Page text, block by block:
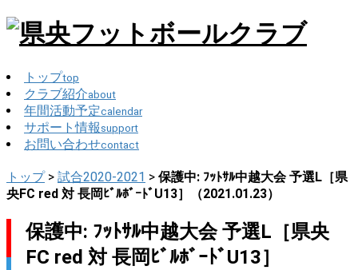
トップtop
クラブ紹介about
年間活動予定calendar
サポート情報 support
お問い合わせcontact
トップ> 試合2020-2021 > 保護中: ﾌｯﾄｻﾙ中越大会 予選L［県
央FC red 対 長岡ﾋﾞﾙﾎﾞｰﾄﾞU13］（2021.01.23）
保護中: ﾌｯﾄｻﾙ中越大会 予選L［県央
FC red 対 長岡ﾋﾞﾙﾎﾞｰﾄﾞU13］